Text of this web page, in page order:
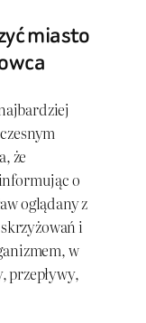
miasto
że
o
oglądany z
i
w
przepływy,